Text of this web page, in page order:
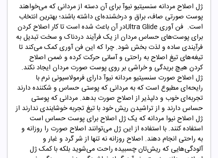
ژل اصلاح مردانه سنسیتیو نیوآ برای آن دسته از مردانی که می‌خواهند
پوست صورتی صاف، براق و درخشنده‌ای داشته باشند؛ بهترین انتخاب
است. فن آوری Ultra Glideدر آن باعث شده است تا کار اصلاح کردن
برای پوست‌های حساس مردان از یک فرآیند دردناک و سخت تبدیل به
فرآیندی ساده و لذت بخش شود. چرا که این فن آوری کمک می‌کند تا
تیغه‌های تیغ اصلاح به راحتی و آسانی حرکت کرده و ضمن اصلاح
کردن هیچ بریدگی و خراشی بر روی پوست صورت مردان ایجاد نکند.
ژل اصلاح صورت سنسیتیو مردانه نیوآ دارای فرمولاسیونی نرم با
رایحه‌ای مطبوع است که به مردانی که پوستی حساس و شکننده دارند
تجربه‌ای خوب و دلپذیر از اصلاح صورت بدهد. مردانی که پوستی
حساس دارند و از تراشیدن ریش خود با تیغ تجربه خوشایندی ندارند از
ژل اصلاح نیوا مردانه که یک ژل اصلاح برای پوست حساس است
استفاده کنند. با استفاده از این ژل می‌توانند اصلاح صورت را روزانه و
به راحتی انجام دهند. اصلاح روزانه نه تنها از شر گرد و غبار و
آلودگی‌هایی که ریش‌تان چسبیده راحت می‌شوید بلکه با کمک ژل